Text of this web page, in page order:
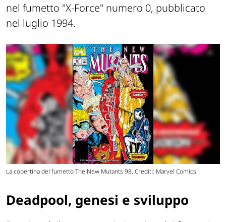
nel fumetto "X-Force" numero 0, pubblicato
nel luglio 1994.
La copertina del fumetto The New Mutants 98. Crediti: Marvel Comics.
Deadpool, genesi e sviluppo